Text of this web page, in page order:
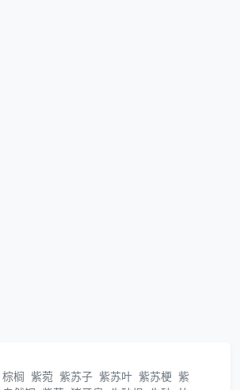
棕榈 紫菀 紫苏子 紫苏叶 紫苏梗 紫